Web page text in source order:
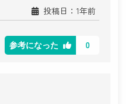
投稿日：1年前
参考になった 0